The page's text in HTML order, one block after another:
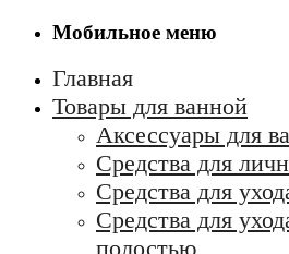
Мобильное меню
Главная
Товары для ванной
Аксессуары для
Средства для
Средства для
Средства для
полостью